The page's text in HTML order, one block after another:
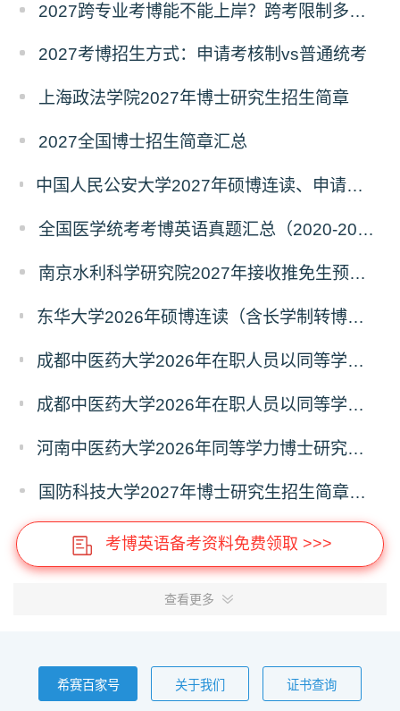
2027跨专业考博能不能上岸？跨考限制多不多？
2027考博招生方式：申请考核制vs普通统考
上海政法学院2027年博士研究生招生简章
2027全国博士招生简章汇总
中国人民公安大学2027年硕博连读、申请考核、本科直博博士研究生招生报名事宜的通知
全国医学统考考博英语真题汇总（2020-2026年）
南京水利科学研究院2027年接收推免生预报名公告
东华大学2026年硕博连读（含长学制转博）博士研究生拟录取名单公示
成都中医药大学2026年在职人员以同等学力申请中西医结合博士学术学位招生章程
成都中医药大学2026年在职人员以同等学力申请中医博士专业学位招生章程
河南中医药大学2026年同等学力博士研究生招生拟进入复试人员名单公示
国防科技大学2027年博士研究生招生简章（预发版）
考博英语备考资料免费领取 >>>
查看更多
希赛百家号 关于我们 证书查询